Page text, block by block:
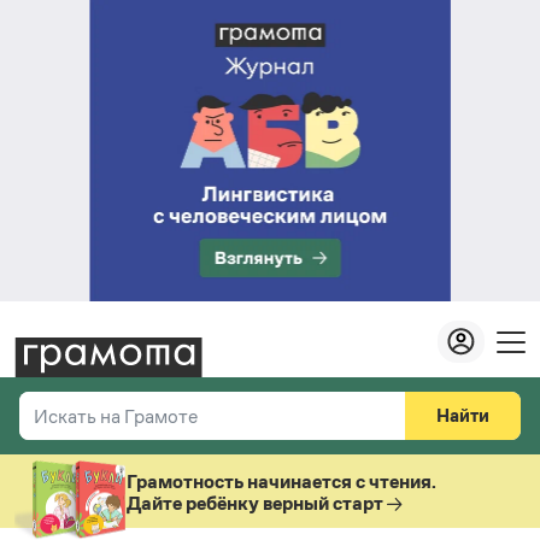
Искать на Грамоте
Справочная служба
Найти
Везде